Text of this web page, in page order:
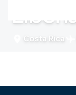
Costa Rica